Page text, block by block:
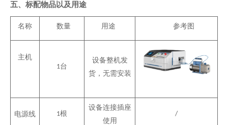
五、标配物品以及用途
名称 数量 用途 参考图
主机
1台
设备整机发
货，无需安装
电源线 1根
设备连接插座
使用
/